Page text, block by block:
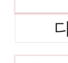
잠들기 전